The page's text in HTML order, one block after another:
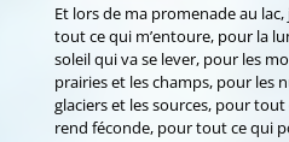
Et lors de ma promenade au
tout ce qui m’entoure, pour la
soleil qui va se lever, pour les
prairies et les champs, pour les
glaciers et les sources, pour
rend féconde, pour tout ce qui